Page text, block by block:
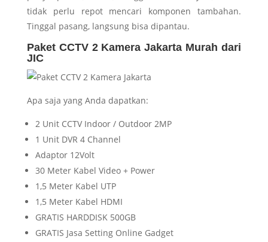
tidak perlu repot mencari komponen tambahan.
Tinggal pasang, langsung bisa dipantau.
Paket CCTV 2 Kamera Jakarta Murah dari
JIC
Apa saja yang Anda dapatkan:
2 Unit CCTV Indoor / Outdoor 2MP
1 Unit DVR 4 Channel
Adaptor 12Volt
30 Meter Kabel Video + Power
1,5 Meter Kabel UTP
1,5 Meter Kabel HDMI
GRATIS HARDDISK 500GB
GRATIS Jasa Setting Online Gadget